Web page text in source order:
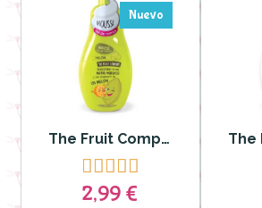
Nuevo
The Fruit Company - Gel de Manos Mousse Melón 250 ml
    
2,99 €